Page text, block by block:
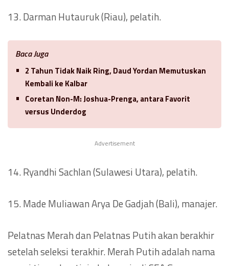
13. Darman Hutauruk (Riau), pelatih.
Baca Juga
2 Tahun Tidak Naik Ring, Daud Yordan Memutuskan
Kembali ke Kalbar
Coretan Non-M: Joshua-Prenga, antara Favorit
versus Underdog
Advertisement
14. Ryandhi Sachlan (Sulawesi Utara), pelatih.
15. Made Muliawan Arya De Gadjah (Bali), manajer.
Pelatnas Merah dan Pelatnas Putih akan berakhir
setelah seleksi terakhir. Merah Putih adalah nama